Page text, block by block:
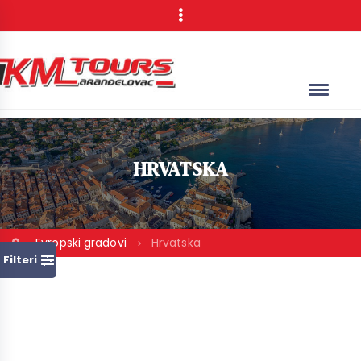
HRVATSKA
Evropski gradovi Hrvatska
Filteri